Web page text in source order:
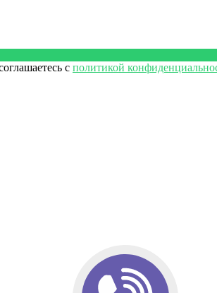
с политикой